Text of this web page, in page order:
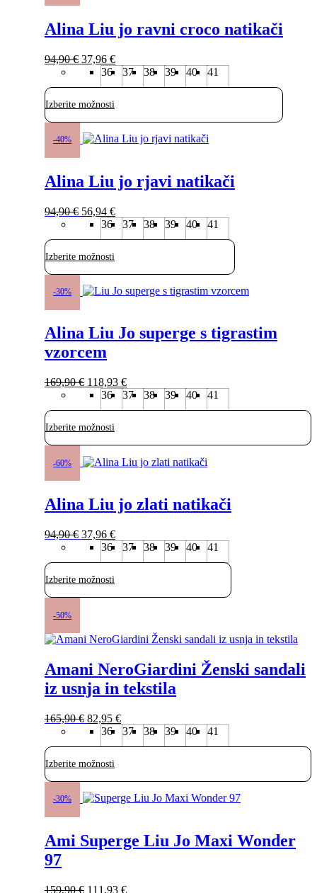
Alina Liu jo ravni croco natikači
94,90€ Izvirna
cena
94,90 €.
37,96 €Trenutna
cena
36 37 38 39 40 41
Izberite možnosti
različic.
Možnosti
izberete
strani
izdelka
-40%
Alina Liu jo rjavi natikači
94,90€ Izvirna
cena
94,90 €.
56,94 €Trenutna
cena
36 37 38 39 40 41
Izberite možnosti
izdelek
različic.
Možnosti
izberete
strani
izdelka
-30%
Alina Liu Jo superge s tigrastim
vzorcem
169,90€ Izvirna
cena
169,90 €.
118,93 €Trenutna
cena
36 37 38 39 40 41
Izberite možnosti
izdelek
različic.
Možnosti
lahko
na
strani
izdelka
-60%
Alina Liu jo zlati natikači
94,90€ Izvirna
cena
94,90 €.
37,96 €Trenutna
cena
36 37 38 39 40 41
Izberite možnosti
izdelek
različic.
Možnosti
izberete
strani
izdelka
-50%
Amani NeroGiardini Ženski sandali
iz usnja in tekstila
165,90€ Izvirna
cena
165,90 €.
82,95 €Trenutna
cena
36 37 38 39 40 41
Izberite možnosti
izdelek
več
Možnosti
lahko
izberete
strani
izdelka
-30%
Ami Superge Liu Jo Maxi Wonder
97
159,90€ Izvirna
111,93 €Trenutna
izdelek
različic.
Možnosti
lahko
na